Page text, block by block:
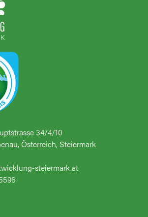
34/4/10
Österreich, Steiermark
steiermark.at